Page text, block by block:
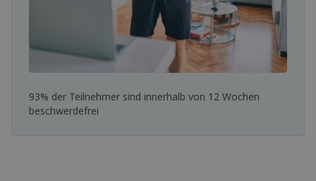
93% der Teilnehmer sind innerhalb von 12 Wochen
beschwerdefrei